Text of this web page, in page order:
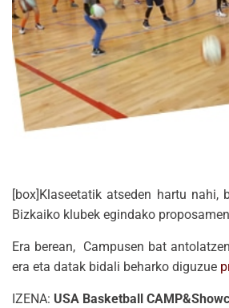
[box]Klaseetatik atseden hartu
Bizkaiko klubek egindako
Era berean, Campusen bat
era eta datak bidali beharko diguzue
IZENA: USA Basketball